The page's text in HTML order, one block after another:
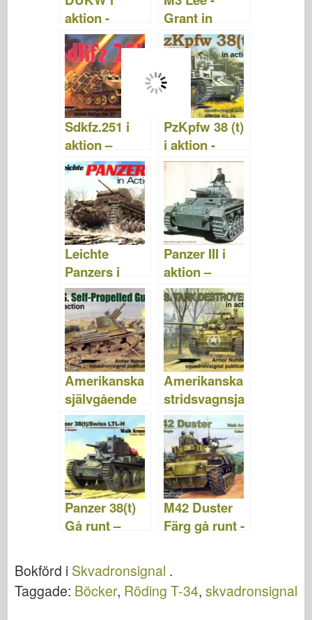
aktion -
Skvadronsign
al SS2035
Grant in
Action -
Skvadronsign
al SS2033
Sdkfz.251 i
aktion –
Skvadronsign
al SS2021
PzKpfw 38 (t)
i aktion -
Skvadronsign
al SS2019
Leichte
Panzers i
aktion –
Skvadronsign
al SS2010
Panzer III i
aktion –
Skvadronsign
al SS2001
Amerikanska
självgående
vapen i aktion
-
Skvadronsign
al SS2038
Amerikanska
stridsvagnsja
gare i aktion
–
Skvadronsign
al SS2036
Panzer 38(t)
Gå runt –
al SS5713
M42 Duster
Färg gå runt -
signal
SS5705
Bokförd i Skvadronsignal .
Taggade: Böcker, Röding T-34, skvadronsignal